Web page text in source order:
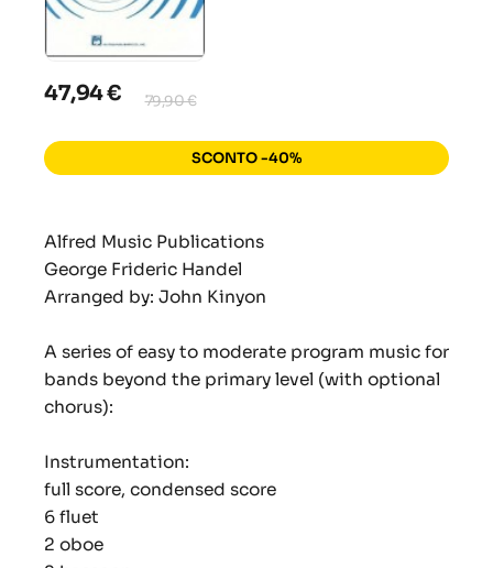
47,94 € 79,90 €
SCONTO -40%
Alfred Music Publications
George Frideric Handel
Arranged by: John Kinyon
A series of easy to moderate program music for
bands beyond the primary level (with optional
chorus):
Instrumentation:
full score, condensed score
6 fluet
2 oboe